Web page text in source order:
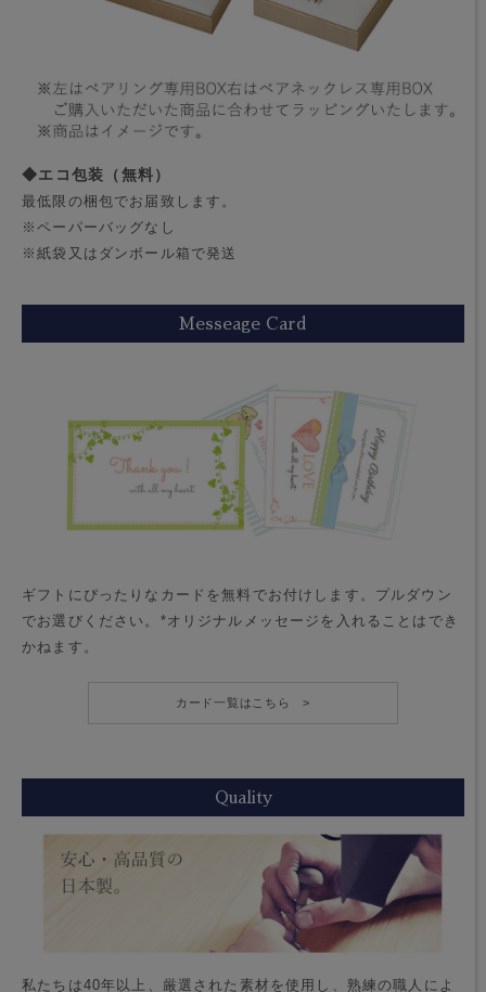
◆エコ包装（無料）
最低限の梱包でお届致します。
※ペーパーバッグなし
※紙袋又はダンボール箱で発送
Messeage Card
ギフトにぴったりなカードを無料でお付けします。プルダウン
でお選びください。*オリジナルメッセージを入れることはでき
かねます。
カード一覧はこちら >
Quality
私たちは40年以上、厳選された素材を使用し、熟練の職人によ